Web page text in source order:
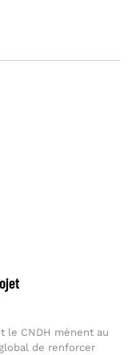
le CNDH mènent au
de renforcer